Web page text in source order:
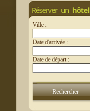
Réserver un hôtel
Ville :
Date d'arrivée :
Date de départ :